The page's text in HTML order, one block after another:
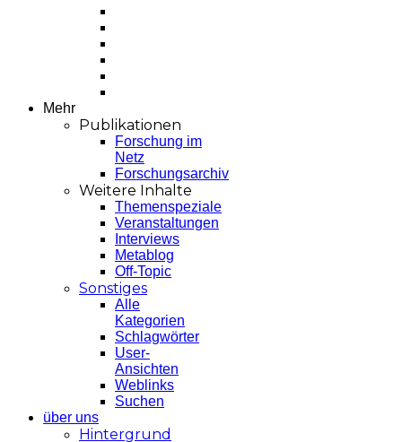
Mehr
Publikationen
Forschung im
Netz
Forschungsarchiv
Weitere Inhalte
Themenspeziale
Veranstaltungen
Interviews
Metablog
Off-Topic
Sonstiges
Alle
Kategorien
Schlagwörter
User-
Ansichten
Weblinks
Suchen
über uns
Hintergrund